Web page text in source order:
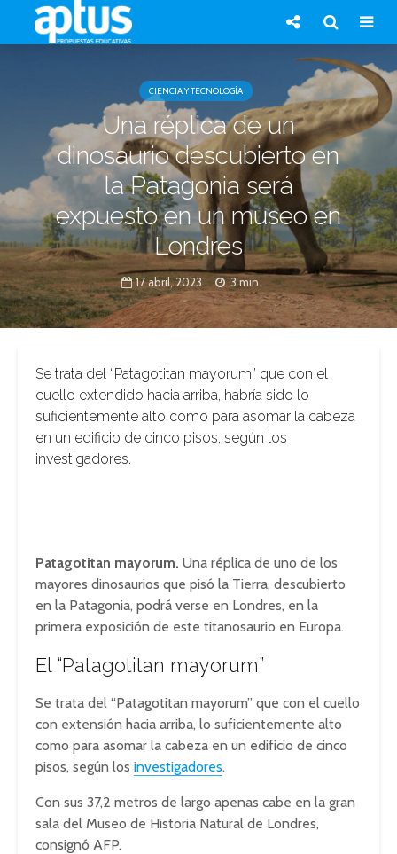
CIENCIA Y TECNOLOGÍA
Una réplica de un
dinosaurio descubierto en
la Patagonia será
expuesto en un museo en
Londres
17 abril, 2023 3 min.
Se trata del “Patagotitan mayorum” que con el
cuello extendido hacia arriba, habría sido lo
suficientemente alto como para asomar la cabeza
en un edificio de cinco pisos, según los
investigadores.
Patagotitan mayorum. Una réplica de uno de los
mayores dinosaurios que pisó la Tierra, descubierto
en la Patagonia, podrá verse en Londres, en la
primera exposición de este titanosaurio en Europa.
El “Patagotitan mayorum”
Se trata del “Patagotitan mayorum” que con el cuello
con extensión hacia arriba, lo suficientemente alto
como para asomar la cabeza en un edificio de cinco
pisos, según los investigadores.
Con sus 37,2 metros de largo apenas cabe en la gran
sala del Museo de Historia Natural de Londres,
consignó AFP.